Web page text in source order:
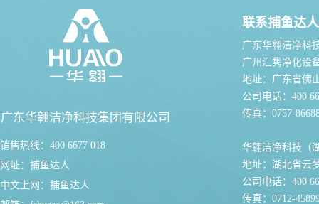
广东华翱洁净科技集团有限公司
销售热线：400 6677 018
网址： 捕鱼达人
中文上网： 捕鱼达人
联系捕鱼达人
广东华翱洁净科
广州汇隽净化设
地址：广东省佛
公司电话：400
传真：0757-
华翱洁净科技（
地址：湖北省云
公司电话：400
传真：0712-